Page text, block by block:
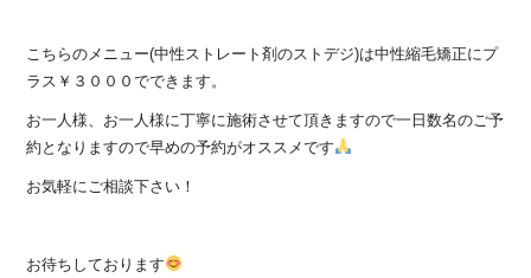
こちらのメニュー(中性ストレート剤のストデジ)は中性縮毛矯正にプ
ラス￥３０００でできます。
お一人様、お一人様に丁寧に施術させて頂きますので一日数名のご予
約となりますので早めの予約がオススメです
お気軽にご相談下さい！
お待ちしております